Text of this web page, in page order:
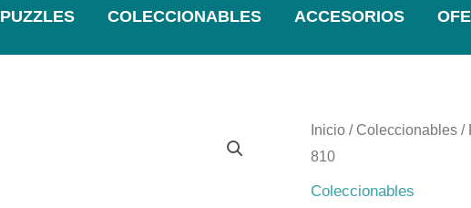
PUZZLES COLECCIONABLES ACCESORIOS
Inicio / Coleccionables /
810
Coleccionables
El